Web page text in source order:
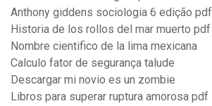
Anthony giddens sociologia 6 edição pdf
Historia de los rollos del mar muerto pdf
Nombre cientifico de la lima mexicana
Calculo fator de segurança talude
Descargar mi novio es un zombie
Libros para superar ruptura amorosa pdf